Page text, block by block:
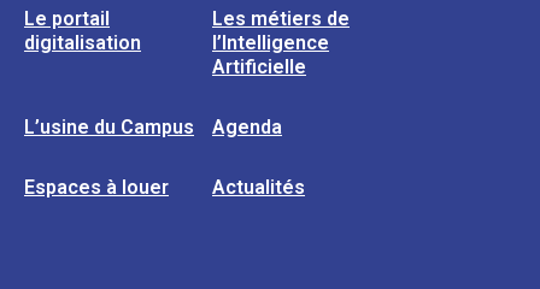
Le portail
digitalisation
Les métiers de
l’Intelligence
Artificielle
L’usine du Campus Agenda
Espaces à louer Actualités